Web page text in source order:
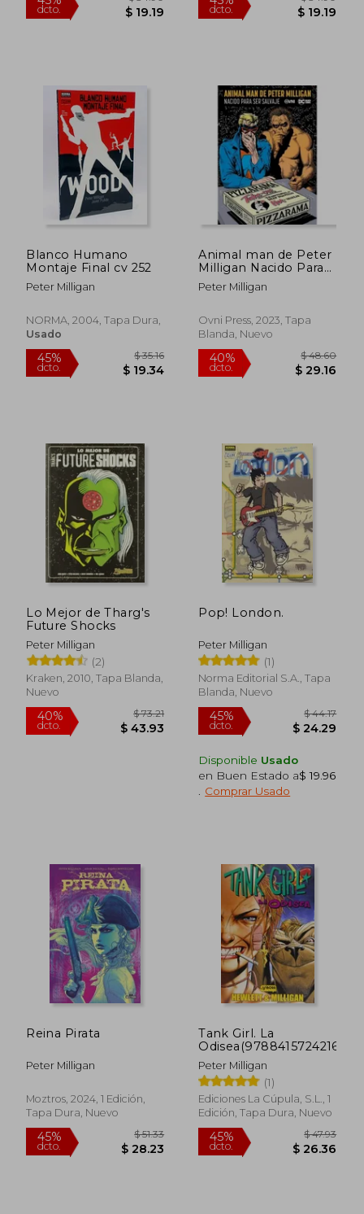
45%
dcto.
45%
dcto.
Blanco Humano
Montaje Final cv 252
Peter Milligan
NORMA, 2004, Tapa Dura,
Usado
45%
Animal man de Peter
Milligan Nacido Para
ser Salvaje
Peter Milligan
Ovni Press, 2023, Tapa
Blanda, Nuevo
40%
Lo Mejor de Tharg's
Future Shocks
Peter Milligan
(2)
Kraken, 2010, Tapa Blanda,
Nuevo
40%
dcto. $ 43.93
Pop! London.
Peter Milligan
(1)
Norma Editorial S.A., Tapa
Blanda, Nuevo
45%
dcto.
Disponible Usado
en Buen Estado a$ 19.96
Comprar Usado
Reina Pirata
Peter Milligan
Moztros, 2024, 1 Edición,
Tapa Dura, Nuevo
Tank Girl. La
Odisea(9788415724216)
Peter Milligan
(1)
Ediciones La Cúpula, S.L., 1
Edición, Tapa Dura, Nuevo